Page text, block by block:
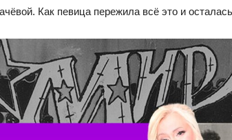
Как певица пережила всё это и